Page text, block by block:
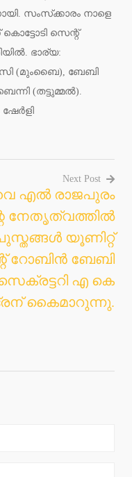
സംസ്‌ക്കാരം നാളെ
കൊട്ടോടി സെന്റ്
ഭാര്യ:
(മുംബൈ), ബേബി
(തട്ടുമ്മൽ).
Next Post
എല്‍ രാജപുരം
നേതൃത്വത്തില്‍
പുസ്തങ്ങള്‍ യൂണിറ്റ്
റോബിന്‍ ബേബി
എ കെ
കൈമാറുന്നു.